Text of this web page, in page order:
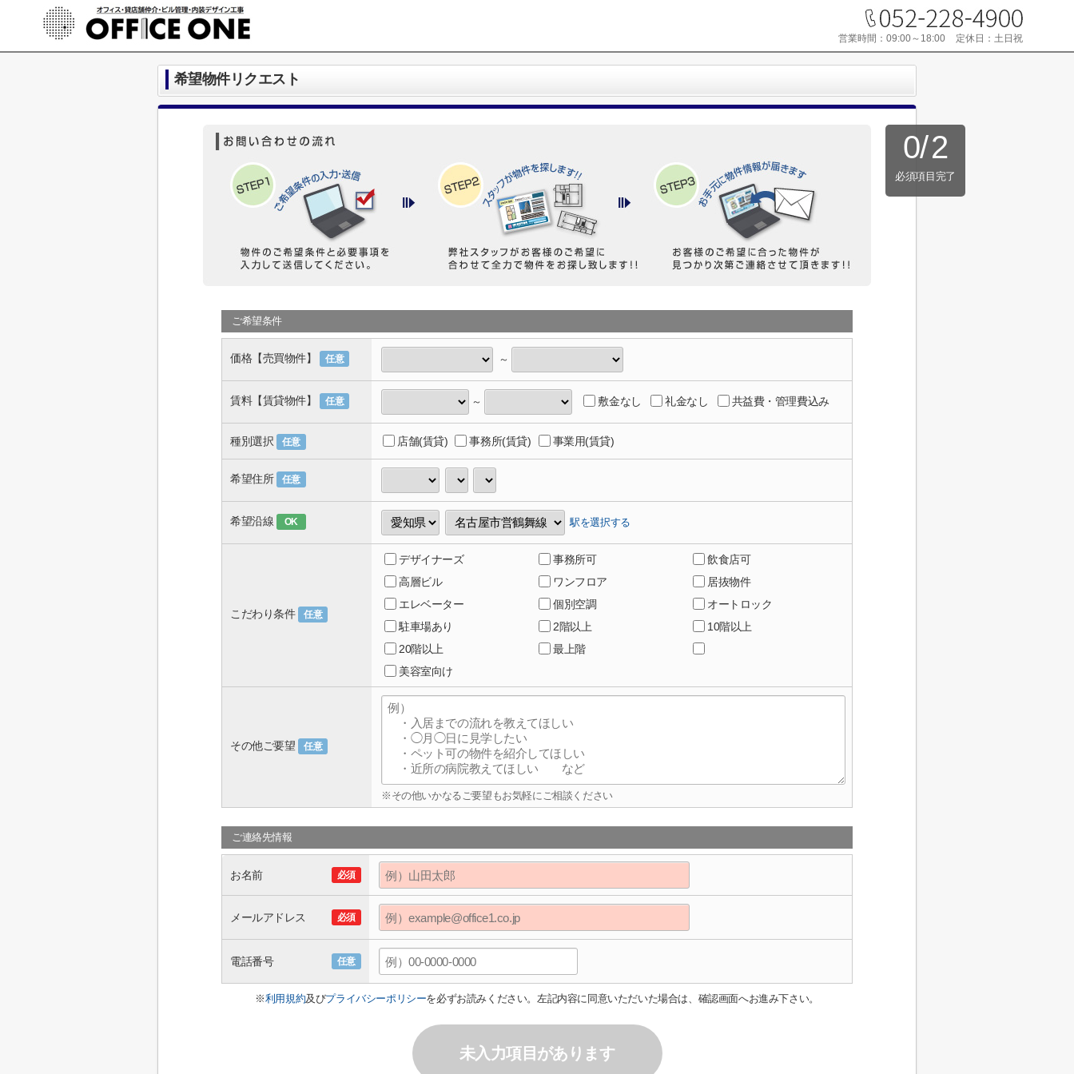
営業時間： 09:00～18:00 定休日： 土日祝
希望物件リクエスト
0/2
必須項目完了
ご希望条件
価格【売買物件】 任意 ～
賃料【賃貸物件】 任意 ～ 敷金なし 礼金なし 共益費・管理費込み
種別選択 任意 店舗(賃貸) 事務所(賃貸) 事業用(賃貸)
希望住所 任意
希望沿線 OK 駅を選択する
こだわり条件 任意
デザイナーズ 事務所可
飲食店可
高層ビル
ワンフロア
居抜物件
エレベーター
個別空調
オートロック
駐車場あり
2階以上
10階以上
20階以上
最上階
美容室向け
その他ご要望 任意
※その他いかなるご要望もお気軽にご相談ください
ご連絡先情報
お名前 必須
メールアドレス 必須
電話番号 任意
※利用規約及びプライバシーポリシーを必ずお読みください。左記内容に同意いただいた場合は、確認画面へお進み下さい。
未入力項目があります